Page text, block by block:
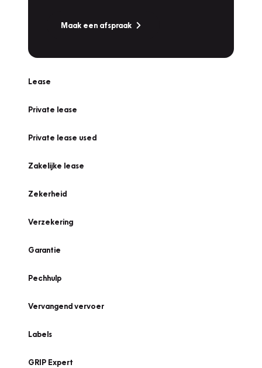
Maak een afspraak
Lease
Private lease
Private lease used
Zakelijke lease
Zekerheid
Verzekering
Garantie
Pechhulp
Vervangend vervoer
Labels
GRIP Expert